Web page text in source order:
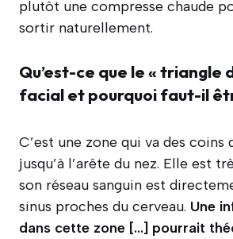
plutôt une compresse chaude
sortir naturellement.
Qu’est-ce que le « triangle
facial et pourquoi faut-il
C’est une zone qui va des coins
jusqu’à l’arête du nez. Elle est
son réseau sanguin est
sinus proches du cerveau. Une
dans cette zone […] pourrait